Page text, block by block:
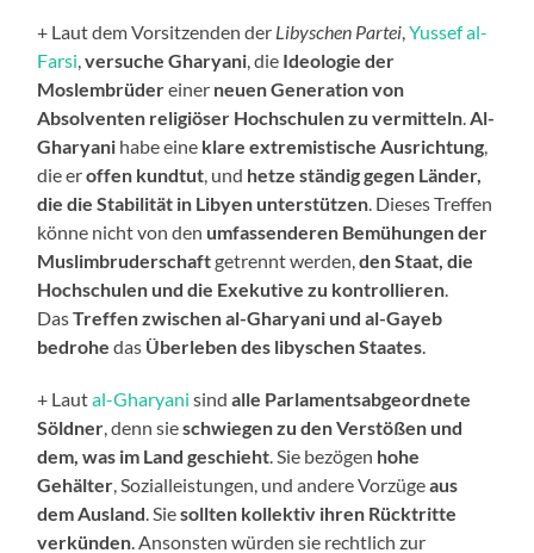
+ Laut dem Vorsitzenden der Libyschen Partei ,Yussef al-
Farsi ,versuche Gharyani , die Ideologie der
Moslembrüdereiner neuen Generation von
Absolventen religiöser Hochschulen zu vermitteln Al-
Gharyani habe eine klare extremistische Ausrichtung
die eroffen kundtut , und hetze ständig gegen Länder,
die die Stabilität in Libyen unterstützen . Dieses Treffen
könne nicht von den umfassenderen Bemühungen der
Muslimbruderschaftgetrennt werden,den Staat, die
Hochschulen und die Exekutive zu kontrollieren
DasTreffen zwischen al-Gharyani und al-Gayeb
bedrohe das Überleben des libyschen Staates
+ Lautal-Gharyani sindalle Parlamentsabgeordnete
Söldner , denn sieschwiegen zu den Verstößen und
dem, was im Land geschieht . Sie bezögen hohe
Gehälter , Sozialleistungen, und andere Vorzügeaus
dem Ausland . Siesollten kollektiv ihren Rücktritte
verkünden . Ansonsten würden sie rechtlich zur